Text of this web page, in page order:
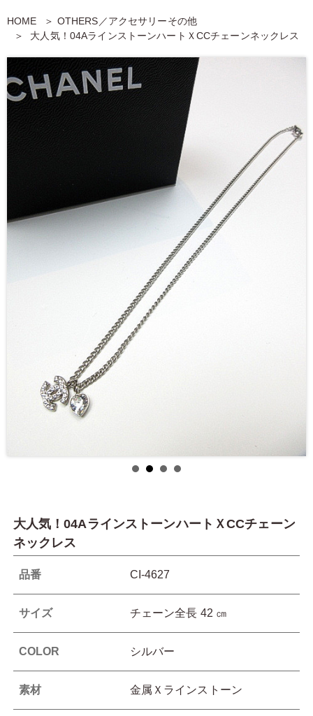
HOME
OTHERS／アクセサリーその他
大人気！04AラインストーンハートＸCCチェーンネックレス
大人気！04AラインストーンハートＸCCチェーン
ネックレス
品番 CI-4627
サイズ チェーン全長 42 ㎝
COLOR シルバー
素材 金属Ｘラインストーン